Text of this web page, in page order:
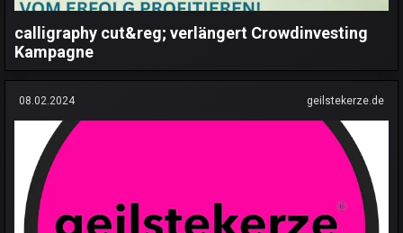
calligraphy cut&reg; verlängert Crowdinvesting
Kampagne
08.02.2024 geilstekerze.de